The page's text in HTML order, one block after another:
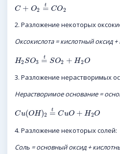
C + O2 =
t
CO2
2. Разложение некоторых
Оксокислота = кислотный оксид +
H2 SO3 =
t
SO2 + H2O
3. Разложение нерастворимых
Нерастворимое основание =
Cu(OH)2 =
t
CuO + H2O
4. Разложение некоторых солей:
Соль = основный оксид +